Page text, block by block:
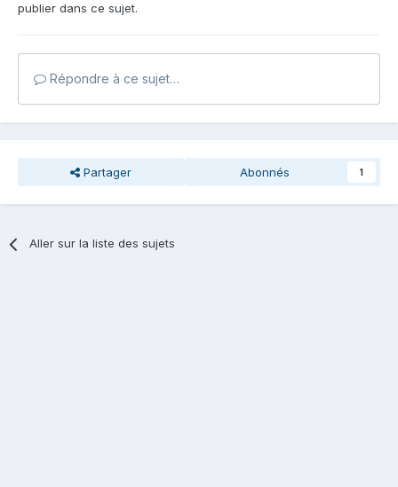
publier dans ce sujet.
Répondre à ce sujet…
Partager Abonnés 1
Aller sur la liste des sujets